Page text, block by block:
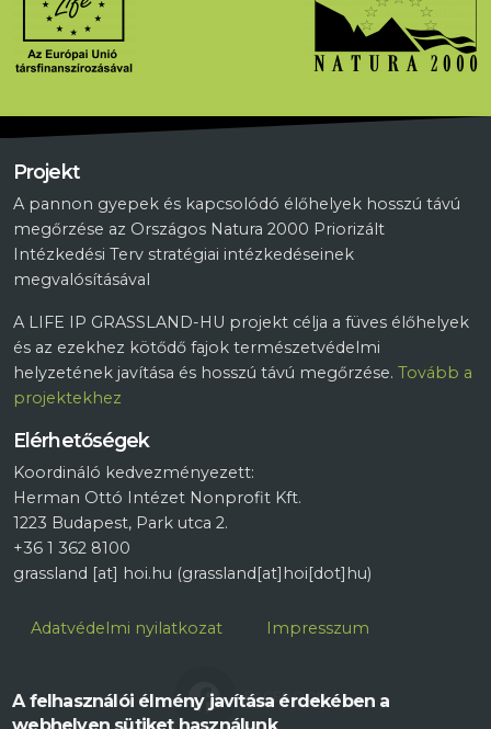
Projekt
A pannon gyepek és kapcsolódó élőhelyek hosszú távú
megőrzése az Országos Natura 2000 Priorizált
Intézkedési Terv stratégiai intézkedéseinek
megvalósításával
A LIFE IP GRASSLAND-HU projekt célja a füves élőhelyek
és az ezekhez kötődő fajok természetvédelmi
helyzetének javítása és hosszú távú megőrzése. Tovább a
projektekhez
Elérhetőségek
Koordináló kedvezményezett:
Herman Ottó Intézet Nonprofit Kft.
1223 Budapest, Park utca 2.
+36 1 362 8100
grassland [at] hoi.hu (grassland[at]hoi[dot]hu)
Lábléc
Adatvédelmi nyilatkozat Impresszum
FACEBOOK
A felhasználói élmény javítása érdekében a
webhelyen sütiket használunk